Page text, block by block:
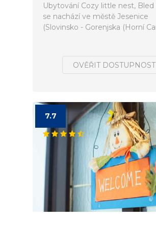
Ubytování Cozy little nest, Bled
se nachází ve městě Jesenice
(Slovinsko - Gorenjska (Horní
OVĚŘIT DOSTUPNOST
7.7